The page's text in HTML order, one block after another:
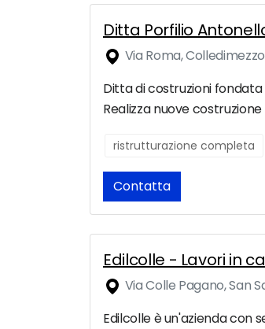
Ditta Porfilio
Via Roma, Colledimezzo
Ditta di costruzioni
Realizza nuove
ristrutturazione completa
Contatta
Edilcolle - Lavori in
Via Colle Pagano, San
Edilcolle è un'azienda con